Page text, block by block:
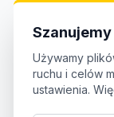
Używamy
ruchu i celów
ustawienia.